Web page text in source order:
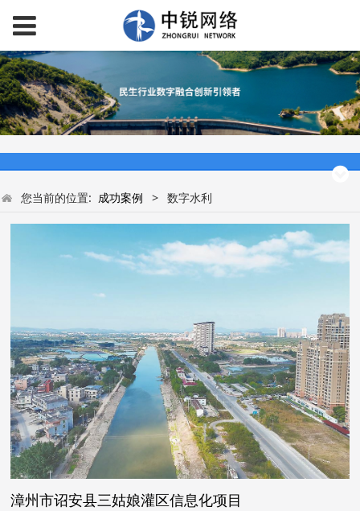
您当前的位置: 成功案例 > 数字水利
漳州市诏安县三姑娘灌区信息化项目